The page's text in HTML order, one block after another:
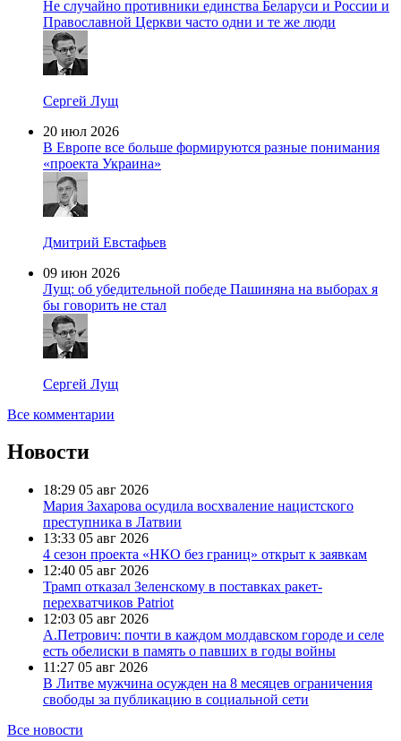
Не случайно противники единства Беларуси и России и
Православной Церкви часто одни и те же люди
Сергей Лущ
20 июл 2026
В Европе все больше формируются разные понимания
«проекта Украина»
Дмитрий Евстафьев
09 июн 2026
Лущ: об убедительной победе Пашиняна на выборах я
бы говорить не стал
Сергей Лущ
Все комментарии
Новости
18:29 05 авг 2026
Мария Захарова осудила восхваление нацистского
преступника в Латвии
13:33 05 авг 2026
4 сезон проекта «НКО без границ» открыт к заявкам
12:40 05 авг 2026
Трамп отказал Зеленскому в поставках ракет-
перехватчиков Patriot
12:03 05 авг 2026
А.Петрович: почти в каждом молдавском городе и селе
есть обелиски в память о павших в годы войны
11:27 05 авг 2026
В Литве мужчина осужден на 8 месяцев ограничения
свободы за публикацию в социальной сети
Все новости